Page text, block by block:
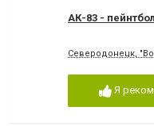
АК-83 -
Северодонецк,
Я